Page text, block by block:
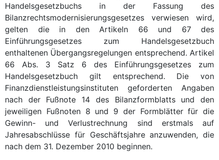
Handelsgesetzbuchs in der Fassung des
Bilanzrechtsmodernisierungsgesetzes verwiesen wird,
gelten die in den Artikeln 66 und 67 des
Einführungsgesetzes zum Handelsgesetzbuch
enthaltenen Übergangsregelungen entsprechend. Artikel
66 Abs. 3 Satz 6 des Einführungsgesetzes zum
Handelsgesetzbuch gilt entsprechend. Die von
Finanzdienstleistungsinstituten geforderten Angaben
nach der Fußnote 14 des Bilanzformblatts und den
jeweiligen Fußnoten 8 und 9 der Formblätter für die
Gewinn- und Verlustrechnung sind erstmals auf
Jahresabschlüsse für Geschäftsjahre anzuwenden, die
nach dem 31. Dezember 2010 beginnen.